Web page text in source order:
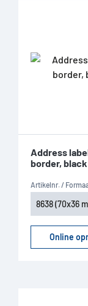
Address
border, black
Artikelnr. /
Online